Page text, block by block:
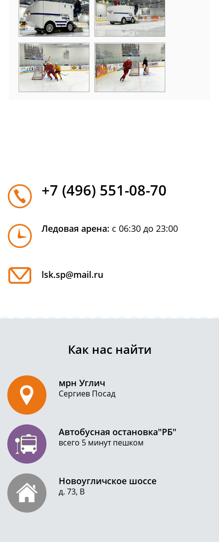
+7 (496) 551-08-70
Ледовая арена: с 06:30 до 23:00
lsk.sp@mail.ru
Как нас найти
мрн Углич
Сергиев Посад
Автобусная остановка"РБ"
всего 5 минут пешком
Новоугличское шоссе
д. 73, В